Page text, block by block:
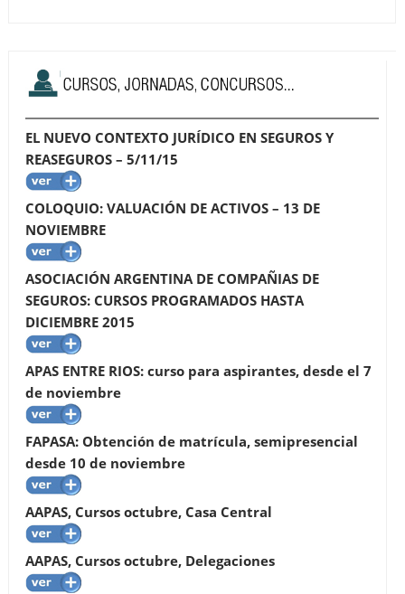
EL NUEVO CONTEXTO JURÍDICO EN SEGUROS Y
REASEGUROS – 5/11/15
COLOQUIO: VALUACIÓN DE ACTIVOS – 13 DE
NOVIEMBRE
ASOCIACIÓN ARGENTINA DE COMPAÑIAS DE
SEGUROS: CURSOS PROGRAMADOS HASTA
DICIEMBRE 2015
APAS ENTRE RIOS: curso para aspirantes, desde el 7
de noviembre
FAPASA: Obtención de matrícula, semipresencial
desde 10 de noviembre
AAPAS, Cursos octubre, Casa Central
AAPAS, Cursos octubre, Delegaciones